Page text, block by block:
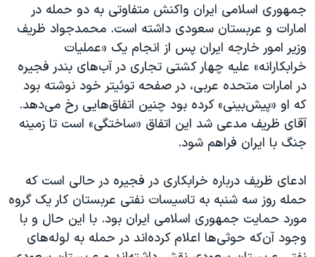
جمهوری اسلامی ایران واکنش متفاوتی به دو حمله در
امارات و عربستان سعودی داشته است. محمدجواد ظریف
وزیر امور خارجه ایران پس از انجام یک «عملیات
خرابکارانه» علیه چهار کشتی تجاری در آب‌های بندر فجیره
در امارات متحده عربی، در صفحه توئیتر خود نوشته بود
که او «پیش‌بینی» کرده بود چنین اتفاق‌هایی رخ می‌دهد.
آقای ظریف مدعی شد این اتفاق «ساختگی» است تا زمینه
جنگ با ایران فراهم شود.
ادعای ظریف درباره خرابکاری در فجیره در حالی است که
حمله روز سه شنبه به تاسیسات نفتی عربستان کار یک گروه
مورد حمایت جمهوری اسلامی ایران بود. با این حال و با
وجود آن‌که حوثی‌ها اعلام کرده‌اند در حمله به لوله‌های